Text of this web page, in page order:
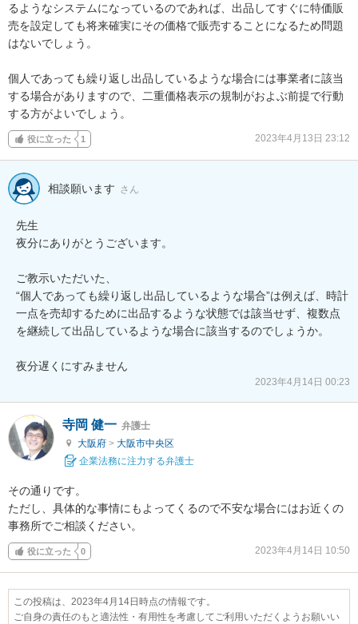
るようなシステムになっているのであれば、出品してすぐに特価販
売を設定しても将来確実にその価格で販売することになるため問題
はないでしょう。
個人であっても繰り返し出品しているような場合には事業者に該当
する場合がありますので、二重価格表示の規制がおよぶ前提で行動
する方がよいでしょう。
役に立った 1 2023年4月13日 23:12
相談願います さん
先生
夜分にありがとうございます。
ご教示いただいた、
“個人であっても繰り返し出品しているような場合”は例えば、時計
一点を売却するために出品するような状態では該当せず、複数点
を継続して出品しているような場合に該当するのでしょうか。
夜分遅くにすみません
2023年4月14日 00:23
寺岡 健一 弁護士
大阪府 > 大阪市中央区
企業法務に注力する弁護士
その通りです。
ただし、具体的な事情にもよってくるので不安な場合にはお近くの
事務所でご相談ください。
役に立った 0 2023年4月14日 10:50
この投稿は、2023年4月14日時点の情報です。
ご自身の責任のもと適法性・有用性を考慮してご利用いただくようお願いい